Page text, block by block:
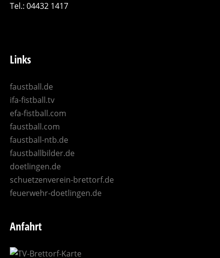
Tel.: 04432 1417
Links
faustball.de
ifa-fistball.tv
efa-fistball.com
faustball.com
faustball-ntb.de
faustballbilder.de
doetlingen.de
schuetzenverein-brettorf.de
feuerwehr-doetlingen.de
Anfahrt